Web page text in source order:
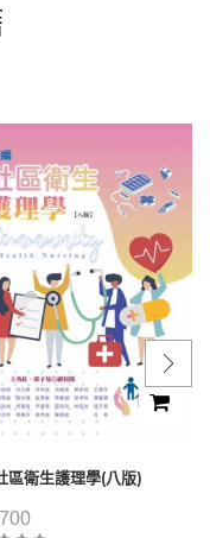
區衛生護理學(八版)
700